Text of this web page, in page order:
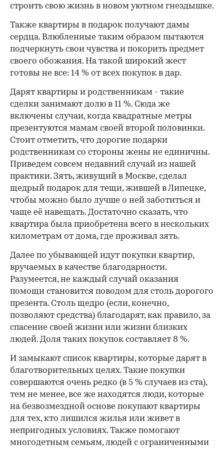
строить свою жизнь в новом уютном гнездышке.
Также квартиры в подарок получают дамы
сердца. Влюбленные таким образом пытаются
подчеркнуть свои чувства и покорить предмет
своего обожания. На такой широкий жест
готовы не все: 14 % от всех покупок в дар.
Дарят квартиры и родственникам - такие
сделки занимают долю в 11 %. Сюда же
включены случаи, когда квадратные метры
презентуются мамам своей второй половинки.
Стоит отметить, что дорогие подарки
родственникам со стороны жены не единичны.
Приведем совсем недавний случай из нашей
практики. Зять, живущий в Москве, сделал
щедрый подарок для тещи, жившей в Липецке,
чтобы можно было лучше о ней заботиться и
чаще её навещать. Достаточно сказать, что
квартира была приобретена всего в нескольких
километрам от дома, где проживал зять.
Далее по убывающей идут покупки квартир,
вручаемых в качестве благодарности.
Разумеется, не каждый случай оказания
помощи становится поводом для столь дорогого
презента. Столь щедро (если, конечно,
позволяют средства) благодарят, как правило, за
спасение своей жизни или жизни близких
людей. Доля таких покупок составляет 8 %.
И замыкают список квартиры, которые дарят в
благотворительных целях. Такие покупки
совершаются очень редко (в 5 % случаев из ста),
тем не менее, все же находятся люди, которые
на безвозмездной основе покупают квартиры
для тех, кто лишился жилья или живет в
непригодных условиях. Также помогают
многодетным семьям, людей с ограниченными